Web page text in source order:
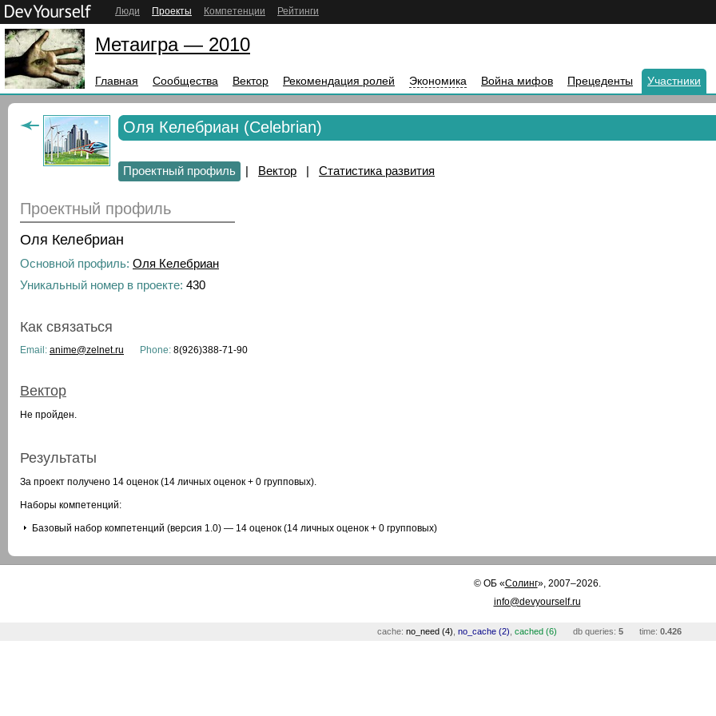
Люди Проекты Компетенции Рейтинги
Метаигра — 2010
Главная Сообщества Вектор Рекомендация ролей Экономика Война мифов Прецеденты Участники
Оля Келебриан (Celebrian)
Проектный профиль | Вектор | Статистика развития
Проектный профиль
Оля Келебриан
Основной профиль: Оля Келебриан
Уникальный номер в проекте: 430
Как связаться
Email: anime@zelnet.ru Phone: 8(926)388-71-90
Вектор
Не пройден.
Результаты
За проект получено 14 оценок (14 личных оценок + 0 групповых).
Наборы компетенций:
Базовый набор компетенций (версия 1.0) — 14 оценок (14 личных оценок + 0 групповых)
©ОБ «Солинг», 2007–2026.
info@devyourself.ru
cache: no_need (4) no_cache (2) cached (6) db queries: 5 time: 0.426